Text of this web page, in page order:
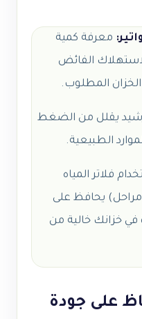
معرفة كمية
الفائض
المطلوب.
يقلل من الضغط
الطبيعية.
فلاتر المياه
المنزلية (مثل فلاتر 5 أو 7 مراحل) يحافظ على
الموجودة في خزانك خالية من
على جودة